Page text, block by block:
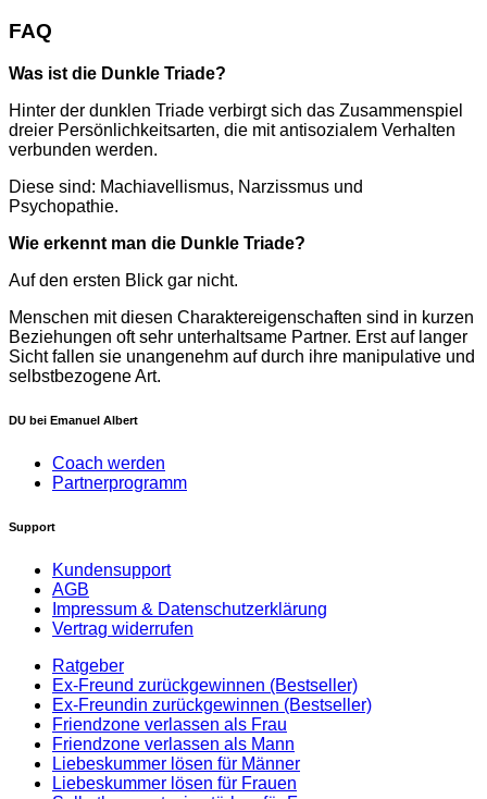
FAQ
Was ist die Dunkle Triade?
Hinter der dunklen Triade verbirgt sich das Zusammenspiel
dreier Persönlichkeitsarten, die mit antisozialem Verhalten
verbunden werden.
Diese sind: Machiavellismus, Narzissmus und
Psychopathie.
Wie erkennt man die Dunkle Triade?
Auf den ersten Blick gar nicht.
Menschen mit diesen Charaktereigenschaften sind in kurzen
Beziehungen oft sehr unterhaltsame Partner. Erst auf langer
Sicht fallen sie unangenehm auf durch ihre manipulative und
selbstbezogene Art.
DU bei Emanuel Albert
Coach werden
Partnerprogramm
Support
Kundensupport
AGB
Impressum & Datenschutzerklärung
Vertrag widerrufen
Ratgeber
Ex-Freund zurückgewinnen (Bestseller)
Ex-Freundin zurückgewinnen (Bestseller)
Friendzone verlassen als Frau
Friendzone verlassen als Mann
Liebeskummer lösen für Männer
Liebeskummer lösen für Frauen